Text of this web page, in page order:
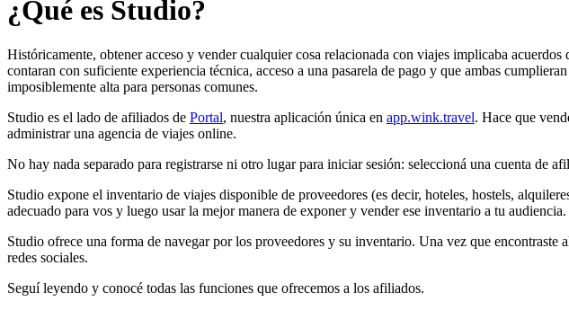
¿Qué es Studio?
Históricamente, obtener acceso y vender cualquier cosa relacionada con viajes implicaba
contaran con suficiente experiencia técnica, acceso a una pasarela de pago y que ambas
imposiblemente alta para personas comunes.
Studio es el lado de afiliados de Portal, nuestra aplicación única en app.wink.travel. Hace que
administrar una agencia de viajes online.
No hay nada separado para registrarse ni otro lugar para iniciar sesión: seleccioná una cuenta de
Studio expone el inventario de viajes disponible de proveedores (es decir, hoteles, hostels,
adecuado para vos y luego usar la mejor manera de exponer y vender ese inventario a tu audiencia.
Studio ofrece una forma de navegar por los proveedores y su inventario. Una vez que
redes sociales.
Seguí leyendo y conocé todas las funciones que ofrecemos a los afiliados.